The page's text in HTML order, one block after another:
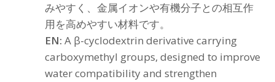
みやすく、金属イオンや有機分子との相互作
用を高めやすい材料です。
EN: A β-cyclodextrin derivative carrying
carboxymethyl groups, designed to improve
water compatibility and strengthen